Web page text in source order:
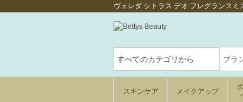
ヴェレダ シトラス デオ フレグランス
スキンケア メイクアップ